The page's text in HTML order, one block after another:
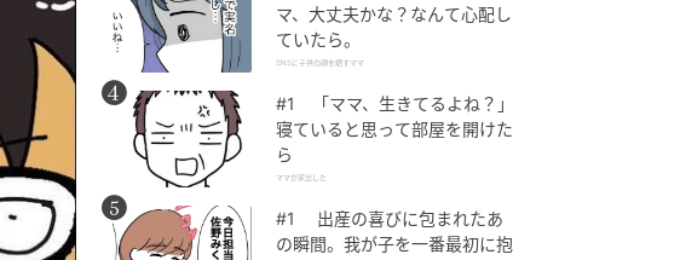
マ、大丈夫かな？なんて心配し
ていたら。
SNSに子供の顔を晒すママ
#1 「ママ、生きてるよね？」
寝ていると思って部屋を開けた
ら
ママが家出した
#1 出産の喜びに包まれたあ
の瞬間。我が子を一番最初に抱